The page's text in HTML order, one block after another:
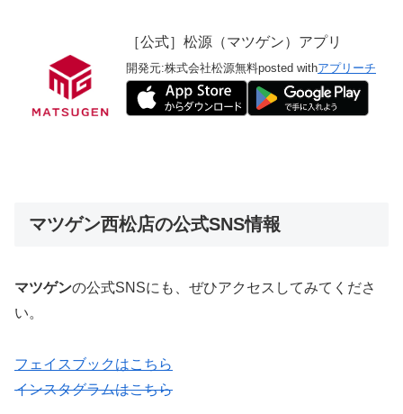
［公式］松源（マツゲン）アプリ
開発元:株式会社松源無料posted withアプリーチ
マツゲン西松店の公式SNS情報
マツゲンの公式SNSにも、ぜひアクセスしてみてくださ
い。
フェイスブックはこちら
インスタグラムはこちら